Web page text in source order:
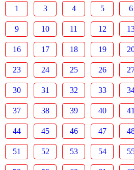
1 3 4 5 6
9 10 11 12
16 17 18 19
23 24 25 26
30 31 32 33
37 38 39 40 41
44 45 46 47
51 52 53 54